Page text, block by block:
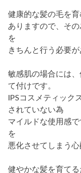
健康的な髪の毛を
ありますので、そ
を
きちんと行う必要が
敏感肌の場合には
て付けです。
IPSコスメティック
されていない為
マイルドな使用感
を
悪化させてしまう心
健やかな髪を育て